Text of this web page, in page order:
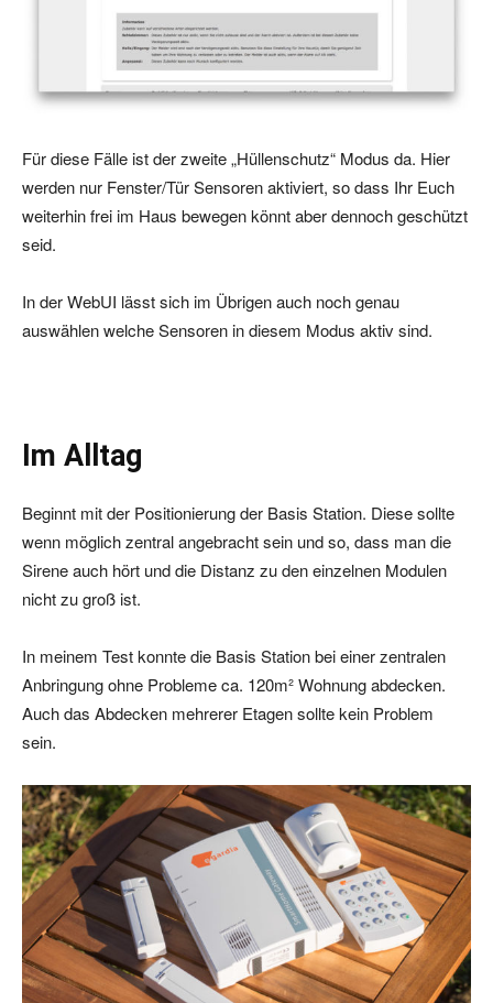
Für diese Fälle ist der zweite „Hüllenschutz“ Modus da. Hier
werden nur Fenster/Tür Sensoren aktiviert, so dass Ihr Euch
weiterhin frei im Haus bewegen könnt aber dennoch geschützt
seid.
In der WebUI lässt sich im Übrigen auch noch genau
auswählen welche Sensoren in diesem Modus aktiv sind.
Im Alltag
Beginnt mit der Positionierung der Basis Station. Diese sollte
wenn möglich zentral angebracht sein und so, dass man die
Sirene auch hört und die Distanz zu den einzelnen Modulen
nicht zu groß ist.
In meinem Test konnte die Basis Station bei einer zentralen
Anbringung ohne Probleme ca. 120m² Wohnung abdecken.
Auch das Abdecken mehrerer Etagen sollte kein Problem
sein.